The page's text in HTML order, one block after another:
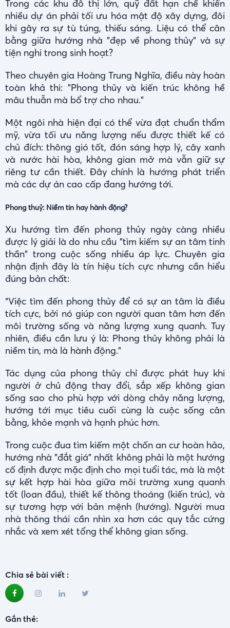
Trong các khu đô thị lớn, quỹ đất hạn chế khiến
nhiều dự án phải tối ưu hóa mật độ xây dựng, đôi
khi gây ra sự tù túng, thiếu sáng. Liệu có thể cân
bằng giữa hướng nhà "đẹp về phong thủy" và sự
tiện nghi trong sinh hoạt?
Theo chuyên gia Hoàng Trung Nghĩa, điều này hoàn
toàn khả thi: "Phong thủy và kiến trúc không hề
mâu thuẫn mà bổ trợ cho nhau."
Một ngôi nhà hiện đại có thể vừa đạt chuẩn thẩm
mỹ, vừa tối ưu năng lượng nếu được thiết kế có
chủ đích: thông gió tốt, đón sáng hợp lý, cây xanh
và nước hài hòa, không gian mở mà vẫn giữ sự
riêng tư cần thiết. Đây chính là hướng phát triển
mà các dự án cao cấp đang hướng tới.
Phong thuỷ: Niềm tin hay hành động?
Xu hướng tìm đến phong thủy ngày càng nhiều
được lý giải là do nhu cầu "tìm kiếm sự an tâm tinh
thần" trong cuộc sống nhiều áp lực. Chuyên gia
nhận định đây là tín hiệu tích cực nhưng cần hiểu
đúng bản chất:
“Việc tìm đến phong thủy để có sự an tâm là điều
tích cực, bởi nó giúp con người quan tâm hơn đến
môi trường sống và năng lượng xung quanh. Tuy
nhiên, điều cần lưu ý là: Phong thủy không phải là
niềm tin, mà là hành động."
Tác dụng của phong thủy chỉ được phát huy khi
người ở chủ động thay đổi, sắp xếp không gian
sống sao cho phù hợp với dòng chảy năng lượng,
hướng tới mục tiêu cuối cùng là cuộc sống cân
bằng, khỏe mạnh và hạnh phúc hơn.
Trong cuộc đua tìm kiếm một chốn an cư hoàn hảo,
hướng nhà "đắt giá" nhất không phải là một hướng
cố định được mặc định cho mọi tuổi tác, mà là một
sự kết hợp hài hòa giữa môi trường xung quanh
tốt (loan đầu), thiết kế thông thoáng (kiến trúc), và
sự tương hợp với bản mệnh (hướng). Người mua
nhà thông thái cần nhìn xa hơn các quy tắc cứng
nhắc và xem xét tổng thể không gian sống.
Chia sẻ bài viết :
Gắn thẻ: